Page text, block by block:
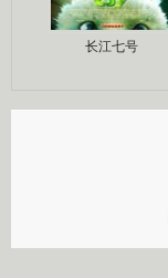
长江七号